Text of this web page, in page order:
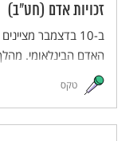
זכויות אדם (חט"ב)
ב-10 בדצמבר
האדם הבינלאומי.
עשייתם של פעילים
טקס